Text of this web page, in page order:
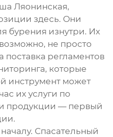
Ляонинская,
здесь. Они
бурения изнутри. Их
не просто
поставка регламентов
которые
инструмент может
их услуги по
продукции — первый
Спасательный